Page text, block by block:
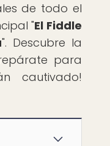
de todo el
"El Fiddle
". Descubre la
para
cautivado!